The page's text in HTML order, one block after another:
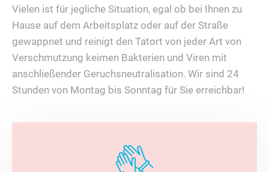
Vielen ist für jegliche Situation, egal ob bei Ihnen zu
Hause auf dem Arbeitsplatz oder auf der Straße
gewappnet und reinigt den Tatort von jeder Art von
Verschmutzung keimen Bakterien und Viren mit
anschließender Geruchsneutralisation. Wir sind 24
Stunden von Montag bis Sonntag für Sie erreichbar!